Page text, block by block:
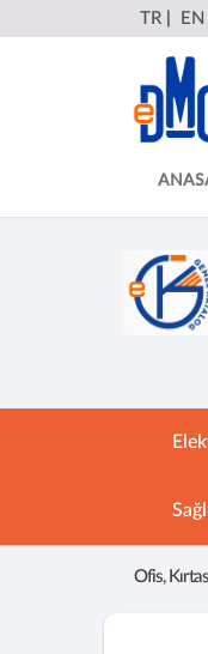
TR EN
Ofis,